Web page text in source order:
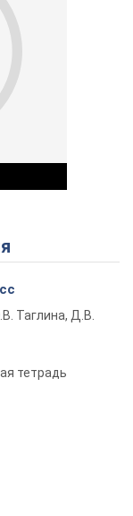
Таглина, Д.В.
тетрадь